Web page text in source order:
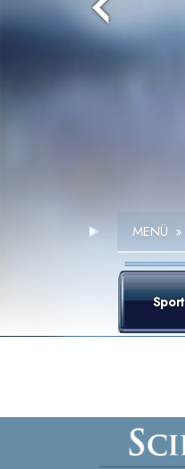
MENÜ »
Sport